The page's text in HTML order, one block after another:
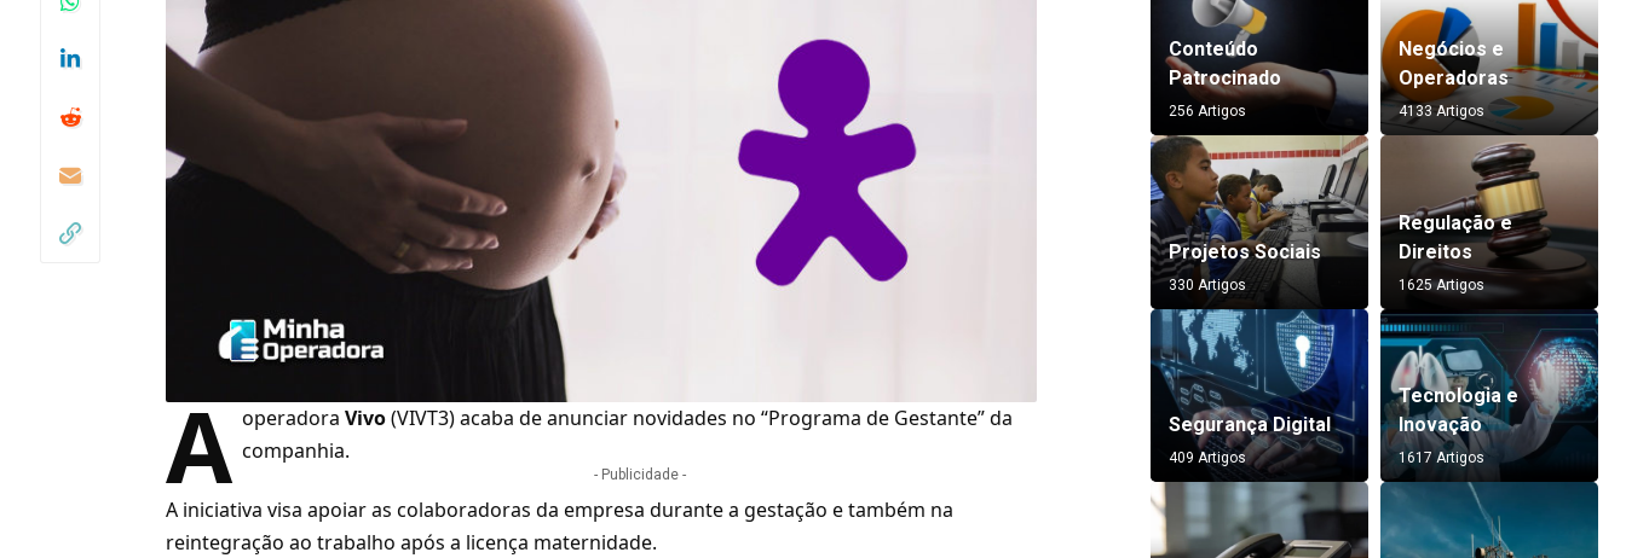
A operadoraVivo(VIVT3) acaba de anunciar novidades no “Programa de Gestante” da
companhia.
- Publicidade -
A iniciativa visa apoiar as colaboradoras da empresa durante a gestação e também na
reintegração ao trabalho após a licença maternidade.
Conteúdo
Patrocinado
256 Artigos
Negócios e
Operadoras
4133 Artigos
Projetos Sociais
330 Artigos
Regulação e
Direitos
1625 Artigos
Segurança Digital
409 Artigos
Tecnologia e
Inovação
1617 Artigos